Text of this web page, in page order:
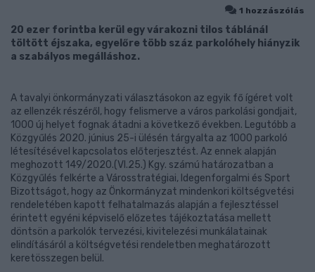
1 hozzászólás
20 ezer forintba kerül egy várakozni tilos táblánál
töltött éjszaka, egyelőre több száz parkolóhely hiányzik
a szabályos megálláshoz.
A tavalyi önkormányzati választásokon az egyik fő ígéret volt
az ellenzék részéről, hogy felismerve a város parkolási gondjait,
1000 új helyet fognak átadni a következő években. Legutóbb a
Közgyűlés 2020. június 25-i ülésén tárgyalta az 1000 parkoló
létesítésével kapcsolatos előterjesztést. Az ennek alapján
meghozott 149/2020.(VI.25.) Kgy. számú határozatban a
Közgyűlés felkérte a Városstratégiai, Idegenforgalmi és Sport
Bizottságot, hogy az Önkormányzat mindenkori költségvetési
rendeletében kapott felhatalmazás alapján a fejlesztéssel
érintett egyéni képviselő előzetes tájékoztatása mellett
döntsön a parkolók tervezési, kivitelezési munkálatainak
elindításáról a költségvetési rendeletben meghatározott
keretösszegen belül.